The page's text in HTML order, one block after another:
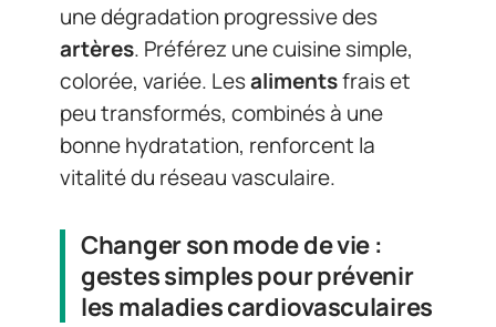
une dégradation progressive des
artères. Préférez une cuisine simple,
colorée, variée. Lesalimentsfrais et
peu transformés, combinés à une
bonne hydratation, renforcent la
vitalité du réseau vasculaire.
Changer son mode de vie :
gestes simples pour prévenir
les maladies cardiovasculaires